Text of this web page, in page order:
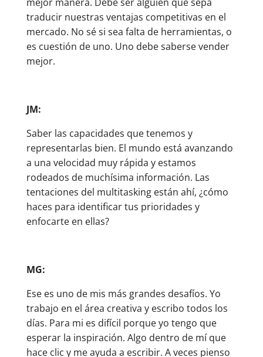
traducir nuestras ventajas competitivas en el
mercado. No sé si sea falta de herramientas, o
es cuestión de uno. Uno debe saberse vender
mejor.
JM:
Saber las capacidades que tenemos y
representarlas bien. El mundo está avanzando
a una velocidad muy rápida y estamos
rodeados de muchísima información. Las
tentaciones del multitasking están ahí, ¿cómo
haces para identificar tus prioridades y
enfocarte en ellas?
MG:
Ese es uno de mis más grandes desafíos. Yo
trabajo en el área creativa y escribo todos los
días. Para mi es difícil porque yo tengo que
esperar la inspiración. Algo dentro de mí que
hace clic y me ayuda a escribir. A veces pienso